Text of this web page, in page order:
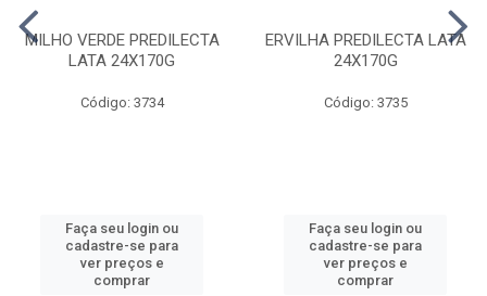
MILHO VERDE PREDILECTA
LATA 24X170G
Código: 3734
Faça seu login ou
cadastre-se para
ver preços e
comprar
ERVILHA PREDILECTA LATA
24X170G
Código: 3735
Faça seu login ou
cadastre-se para
ver preços e
comprar